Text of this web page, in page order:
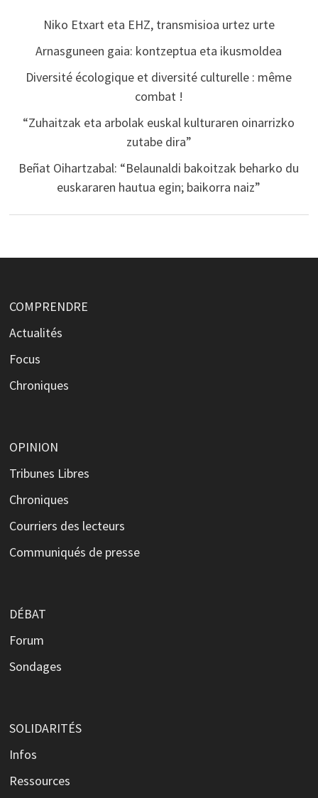
Niko Etxart eta EHZ, transmisioa urtez urte
Arnasguneen gaia: kontzeptua eta ikusmoldea
Diversité écologique et diversité culturelle : même
combat !
“Zuhaitzak eta arbolak euskal kulturaren oinarrizko
zutabe dira”
Beñat Oihartzabal: “Belaunaldi bakoitzak beharko du
euskararen hautua egin; baikorra naiz”
COMPRENDRE
Actualités
Focus
Chroniques
OPINION
Tribunes Libres
Chroniques
Courriers des lecteurs
Communiqués de presse
DÉBAT
Forum
Sondages
SOLIDARITÉS
Infos
Ressources